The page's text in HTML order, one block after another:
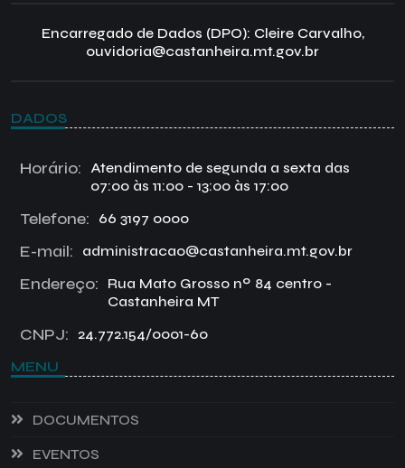
Encarregado de Dados (DPO): Cleire Carvalho,
ouvidoria@castanheira.mt.gov.br
DADOS
Horário:
Atendimento de segunda a sexta das
07:00 às 11:00 - 13:00 às 17:00
Telefone: 66 3197 0000
E-mail: administracao@castanheira.mt.gov.br
Endereço:
Rua Mato Grosso nº 84 centro -
Castanheira MT
CNPJ: 24.772.154/0001-60
MENU
DOCUMENTOS
EVENTOS